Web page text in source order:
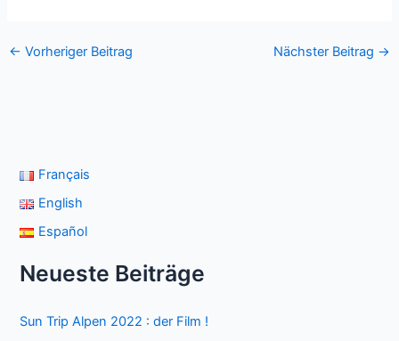
← Vorheriger Beitrag Nächster Beitrag →
Français
English
Español
Neueste Beiträge
Sun Trip Alpen 2022 : der Film !